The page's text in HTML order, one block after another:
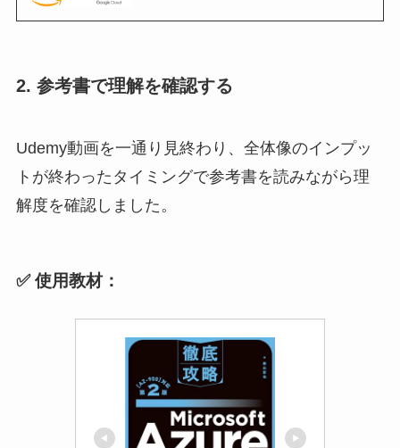
2. 参考書で理解を確認する
Udemy動画を一通り見終わり、全体像のインプッ
トが終わったタイミングで参考書を読みながら理
解度を確認しました。
✅ 使用教材：